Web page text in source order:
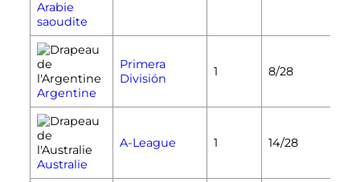
Arabie
saoudite
Argentine
Primera
División
1 8/28
Australie
A-League 1 14/28